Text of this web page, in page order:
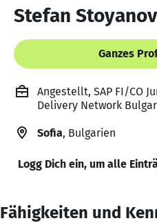
Stefan Stoyanov
Ganzes
Angestellt, SAP FI/CO
Delivery Network
Sofia, Bulgarien
Logg Dich ein, um alle
Fähigkeiten und